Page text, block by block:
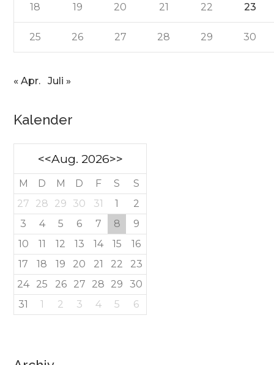
18 19 20 21 22 23
25 26 27 28 29 30
« Apr. Juli »
Kalender
<<Aug. 2026>>
M D M D F S
S
27
28 29 30 31 1
2
3
4 5 6 7 8
9
10
11 12 13 14 15
16
17
18 19 20 21 22
23
24
25 26 27 28 29
30
31
1 2 3 4 5 6